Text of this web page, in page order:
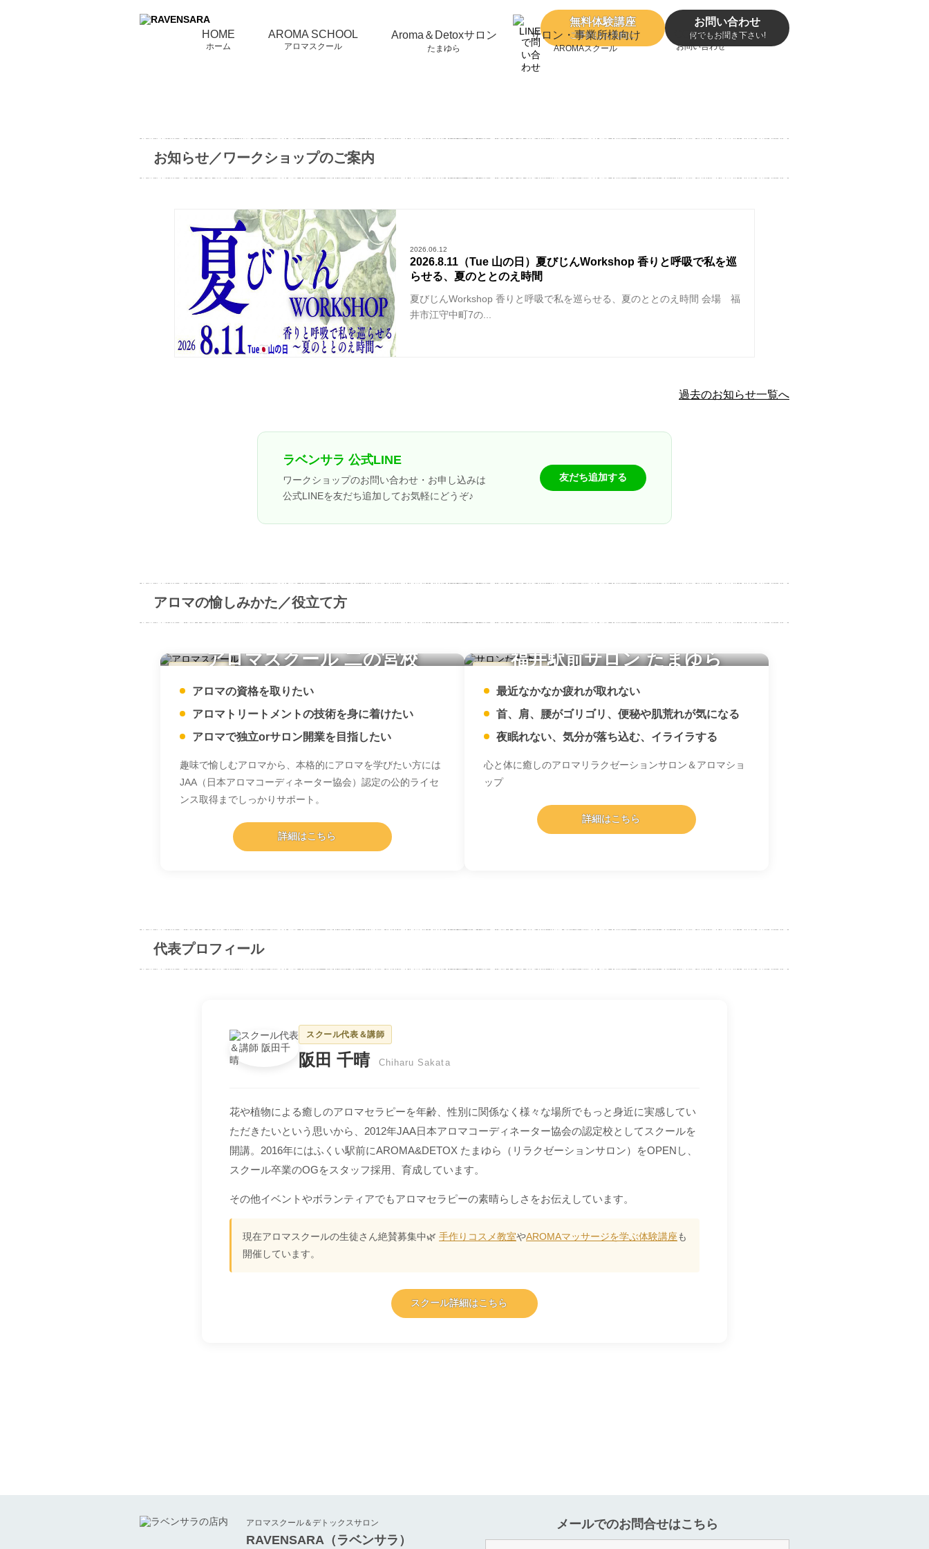
無料体験講座
ご予約はお気軽に
お問い合わせ
何でもお聞き下さい!
HOME
ホーム
AROMA SCHOOL
アロマスクール
Aroma＆Detoxサロン
たまゆら
サロン・事業所様向け
AROMAスクール
CONTACT
お問い合わせ
お知らせ／ワークショップのご案内
2026.06.12
2026.8.11（Tue 山の日）夏びじんWorkshop 香りと呼吸で私を巡
らせる、夏のととのえ時間
夏びじんWorkshop 香りと呼吸で私を巡らせる、夏のととのえ時間 会場 福
井市江守中町7の...
過去のお知らせ一覧へ
ラベンサラ 公式LINE
ワークショップのお問い合わせ・お申し込みは
公式LINEを友だち追加してお気軽にどうぞ♪
友だち追加する
アロマの愉しみかた／役立て方
アロマスクール 二の宮校
アロマの資格を取りたい
アロマトリートメントの技術を身に着けたい
アロマで独立orサロン開業を目指したい
趣味で愉しむアロマから、本格的にアロマを学びたい方には
JAA（日本アロマコーディネーター協会）認定の公的ライセ
ンス取得までしっかりサポート。
詳細はこちら
福井駅前サロン たまゆら
最近なかなか疲れが取れない
首、肩、腰がゴリゴリ、便秘や肌荒れが気になる
夜眠れない、気分が落ち込む、イライラする
心と体に癒しのアロマリラクゼーションサロン＆アロマショ
ップ
詳細はこちら
代表プロフィール
スクール代表＆講師
阪田 千晴 Chiharu Sakata
花や植物による癒しのアロマセラピーを年齢、性別に関係なく様々な場所でもっと身近に実感してい
ただきたいという思いから、2012年JAA日本アロマコーディネーター協会の認定校としてスクールを
開講。2016年にはふくい駅前にAROMA&DETOX たまゆら（リラクゼーションサロン）をOPENし、
スクール卒業のOGをスタッフ採用、育成しています。
その他イベントやボランティアでもアロマセラピーの素晴らしさをお伝えしています。
現在アロマスクールの生徒さん絶賛募集中🌿 手作りコスメ教室やAROMAマッサージを学ぶ体験講座も
開催しています。
スクール詳細はこちら
アロマスクール＆デトックスサロン
RAVENSARA（ラベンサラ）
メールでのお問合せはこちら